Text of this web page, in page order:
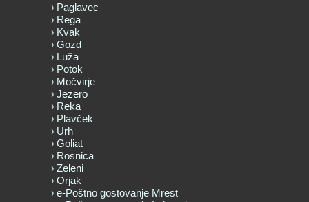
Paglavec
Rega
Kvak
Gozd
Luža
Potok
Močvirje
Jezero
Reka
Plavček
Urh
Goliat
Rosnica
Zeleni
Orjak
e-Poštno gostovanje Mrest